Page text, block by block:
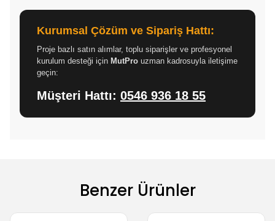
Kurumsal Çözüm ve Sipariş Hattı:
Proje bazlı satın alımlar, toplu siparişler ve profesyonel
kurulum desteği için MutPro uzman kadrosuyla iletişime
geçin:
Müşteri Hattı: 0546 936 18 55
Benzer Ürünler